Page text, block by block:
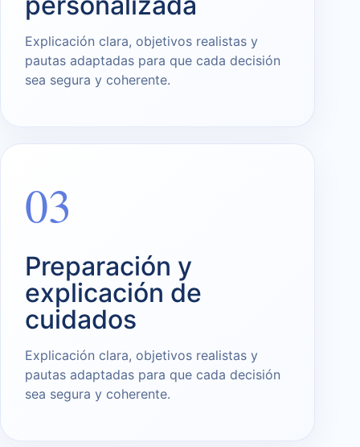
Explicación clara, objetivos realistas y
pautas adaptadas para que cada decisión
sea segura y coherente.
03
Preparación y
explicación de
cuidados
Explicación clara, objetivos realistas y
pautas adaptadas para que cada decisión
sea segura y coherente.